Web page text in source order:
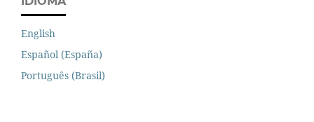
English
Español (España)
Português (Brasil)